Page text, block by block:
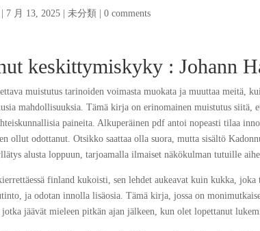
7 月 13, 2025 |未分類 |0 comments
kes­kit­ty­mis­kyky : Johann
muistutus tarinoiden voimasta muokata ja muuttaa meitä,
mahdollisuuksia. Tämä kirja on erinomainen muistutus siitä,
paineita. Alkuperäinen pdf antoi nopeasti tilaa
ollut odottanut. Otsikko saattaa olla suora, mutta sisältö
alusta loppuun, tarjoamalla ilmaiset näkökulman tutuille
finland kukoisti, sen lehdet aukeavat kuin kukka,
ja odotan innolla lisäosia. Tämä kirja, jossa on
jäävät mieleen pitkän ajan jälkeen, kun olet lopettanut